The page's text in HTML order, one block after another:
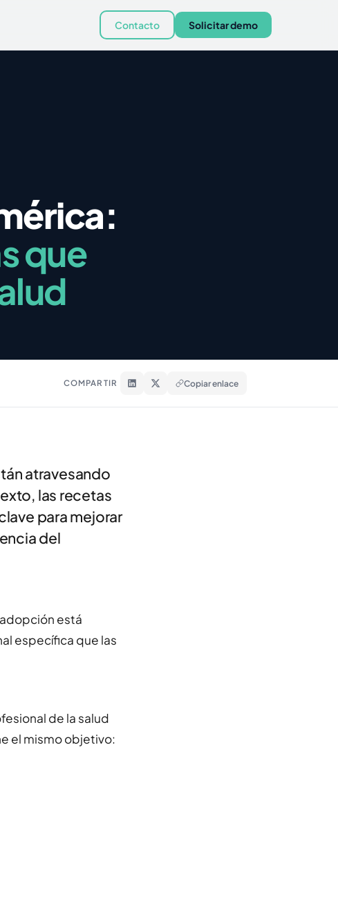
Contacto Solicitar demo
que
COMPARTIR Copiar enlace
atravesando
las recetas
para mejorar
del
está
específica que las
de la salud
el mismo objetivo: